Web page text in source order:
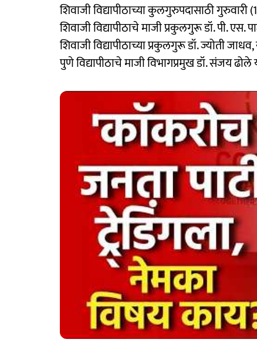
शिवाजी विद्यापीठाच्या कुलगुरुपदासाठी
शिवाजी विद्यापीठाचे माजी प्रकुलगुरू डॉ. पी.
शिवाजी विद्यापीठाच्या प्रकुलगुरू डॉ. ज्योती
पुणे विद्यापीठाचे माजी विभागप्रमुख डॉ. संजय ढोले